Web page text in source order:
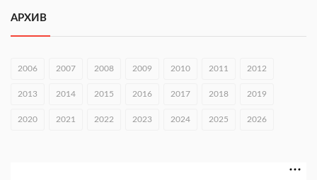
раза
АРХИВ
2006 2007 2008 2009 2010 2011 2012
2013 2014 2015 2016 2017 2018 2019
2020 2021 2022 2023 2024 2025 2026